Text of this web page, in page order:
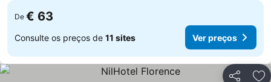
De € 63
Consulte os preços de 11 sites Ver preços